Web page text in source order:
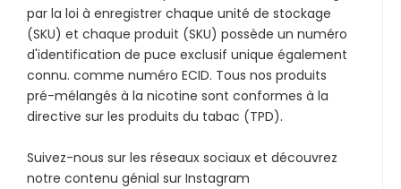
par la loi à enregistrer chaque unité de stockage
(SKU) et chaque produit (SKU) possède un numéro
d'identification de puce exclusif unique également
connu. comme numéro ECID. Tous nos produits
pré-mélangés à la nicotine sont conformes à la
directive sur les produits du tabac (TPD).
Suivez-nous sur les réseaux sociaux et découvrez
notre contenu génial sur Instagram